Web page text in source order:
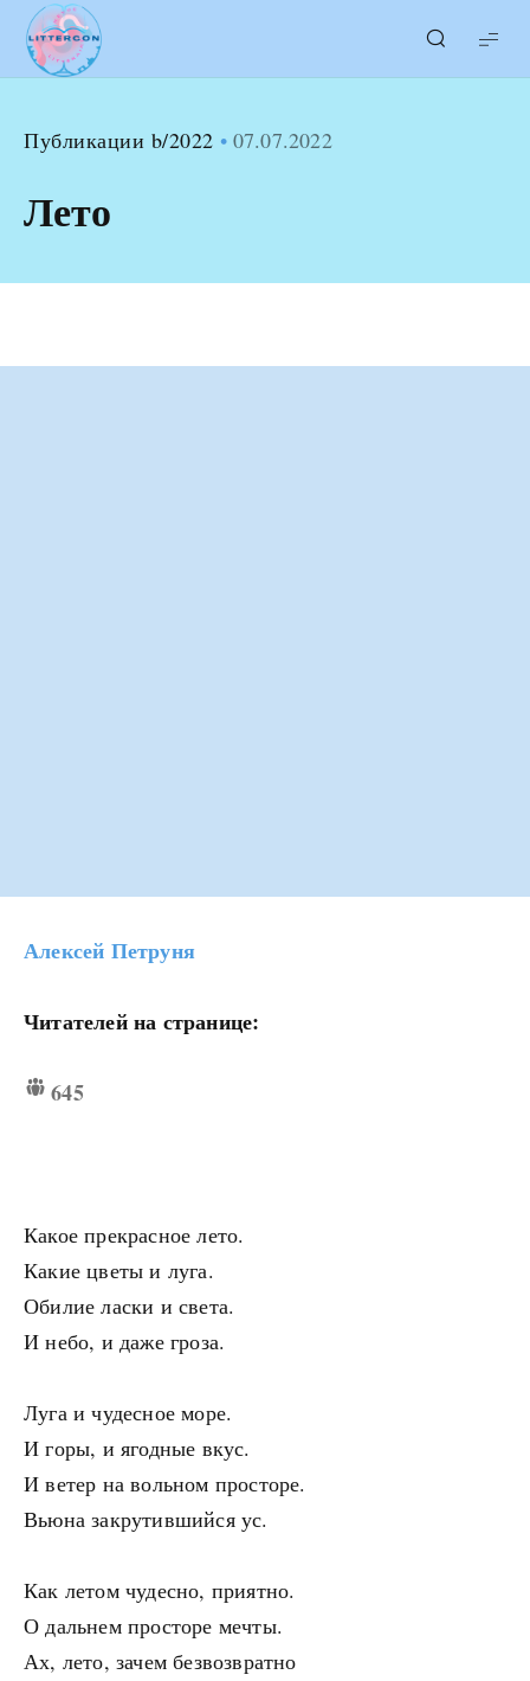
LITTERcon
Публикации b/2022 07.07.2022
Лето
Алексей Петруня
Читателей на странице:
645
Какое прекрасное лето.
Какие цветы и луга.
Обилие ласки и света.
И небо, и даже гроза.
Луга и чудесное море.
И горы, и ягодные вкус.
И ветер на вольном просторе.
Вьюна закрутившийся ус.
Как летом чудесно, приятно.
О дальнем просторе мечты.
Ах, лето, зачем безвозвратно